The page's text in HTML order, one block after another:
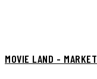
MOVIE LAND - MARKET